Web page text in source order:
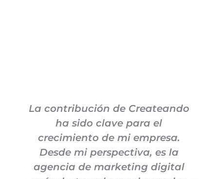
La contribución de Createando
ha sido clave para el
crecimiento de mi empresa.
Desde mi perspectiva, es la
agencia de marketing digital